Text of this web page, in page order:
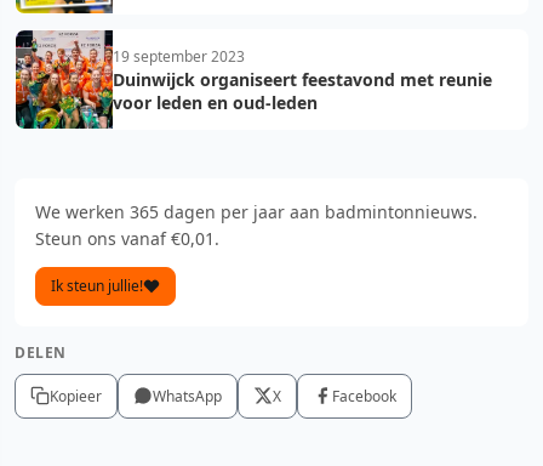
19 september 2023
Duinwijck organiseert feestavond met reunie
voor leden en oud-leden
We werken 365 dagen per jaar aan badmintonnieuws.
Steun ons vanaf €0,01.
Ik steun jullie!
DELEN
Kopieer WhatsApp X Facebook